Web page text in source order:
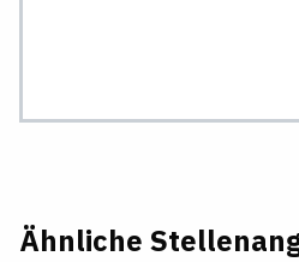
Ähnliche